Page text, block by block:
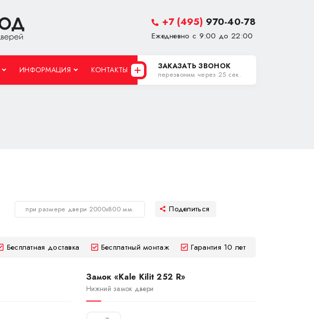
+7 (495) 970-40-78
Ежедневно с 9:00 до 22:00
ИНФОРМАЦИЯ КОНТАКТЫ ЗАКАЗАТЬ ЗВОНОК
перезвоним через 25 сек.
при размере двери 2000х800 мм.
Бесплатная доставка Бесплатный монтаж Гарантия 10 лет
Замок «Kale Kilit 252 R»
Нижний замок двери